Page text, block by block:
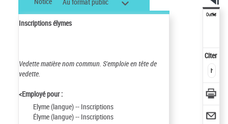
Inscriptions élymes
Vedette matière nom commun. S'emploie en tête de
vedette.
<Employé pour :
Elyme (langue) -- Inscriptions
Élyme (langue) -- Inscriptions
Outils
Citer